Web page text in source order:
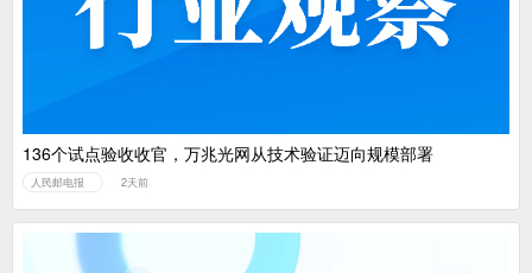
136个试点验收收官，万兆光网从技术验证迈向规模部署
人民邮电报 2天前